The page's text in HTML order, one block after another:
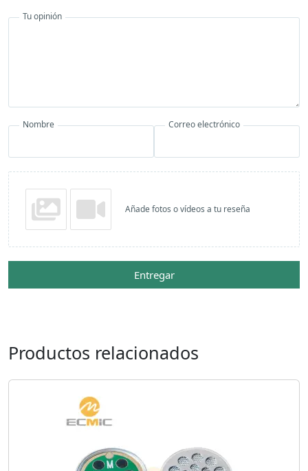
Tu opinión
Nombre Correo electrónico
Añade fotos o vídeos a tu reseña
Entregar
Productos relacionados